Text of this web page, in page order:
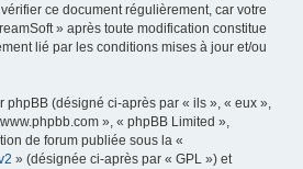
ce document régulièrement, car votre
» après toute modification constitue
lié par les conditions mises à jour et/ou
phpBB (désigné ci-après par « ils », « eux »,
», « phpBB Limited »,
de forum publiée sous la «
» (désignée ci-après par « GPL ») et